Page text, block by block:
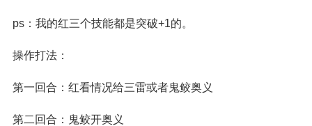
ps：我的红三个技能都是突破+1的。
操作打法：
第一回合：红看情况给三雷或者鬼鲛奥义
第二回合：鬼鲛开奥义